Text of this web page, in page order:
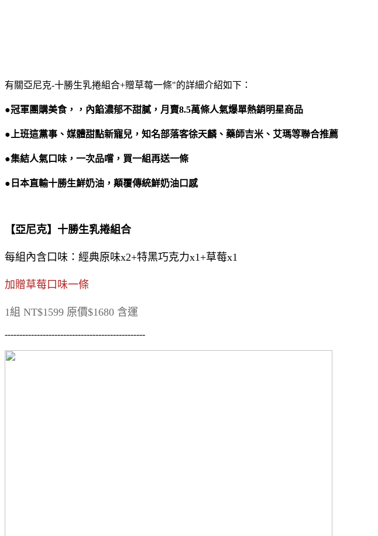
有關亞尼克-十勝生乳捲組合+贈草莓一條"的詳細介紹如下：
●冠軍團購美食，，內餡濃郁不甜膩，月賣8.5萬條人氣爆單熱銷明星商品
●上班這黨事、媒體甜點新寵兒，知名部落客徐天麟、藥師吉米、艾瑪等聯合推薦
●集結人氣口味，一次品嚐，買一組再送一條
●日本直輸十勝生鮮奶油，顛覆傳統鮮奶油口感
【亞尼克】十勝生乳捲組合
每組內含口味：經典原味x2+特黑巧克力x1+草莓x1
加贈草莓口味一條
1組 NT$1599 原價$1680 含運
------------------------------------------------